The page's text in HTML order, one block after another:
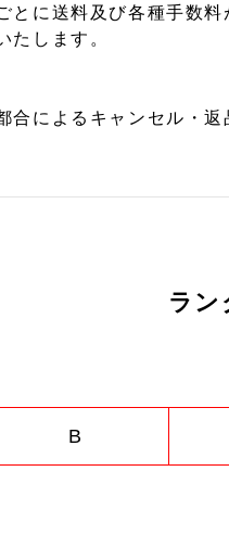
とに送料及び各種手数
たします。
合によるキャンセル・
ラン
B